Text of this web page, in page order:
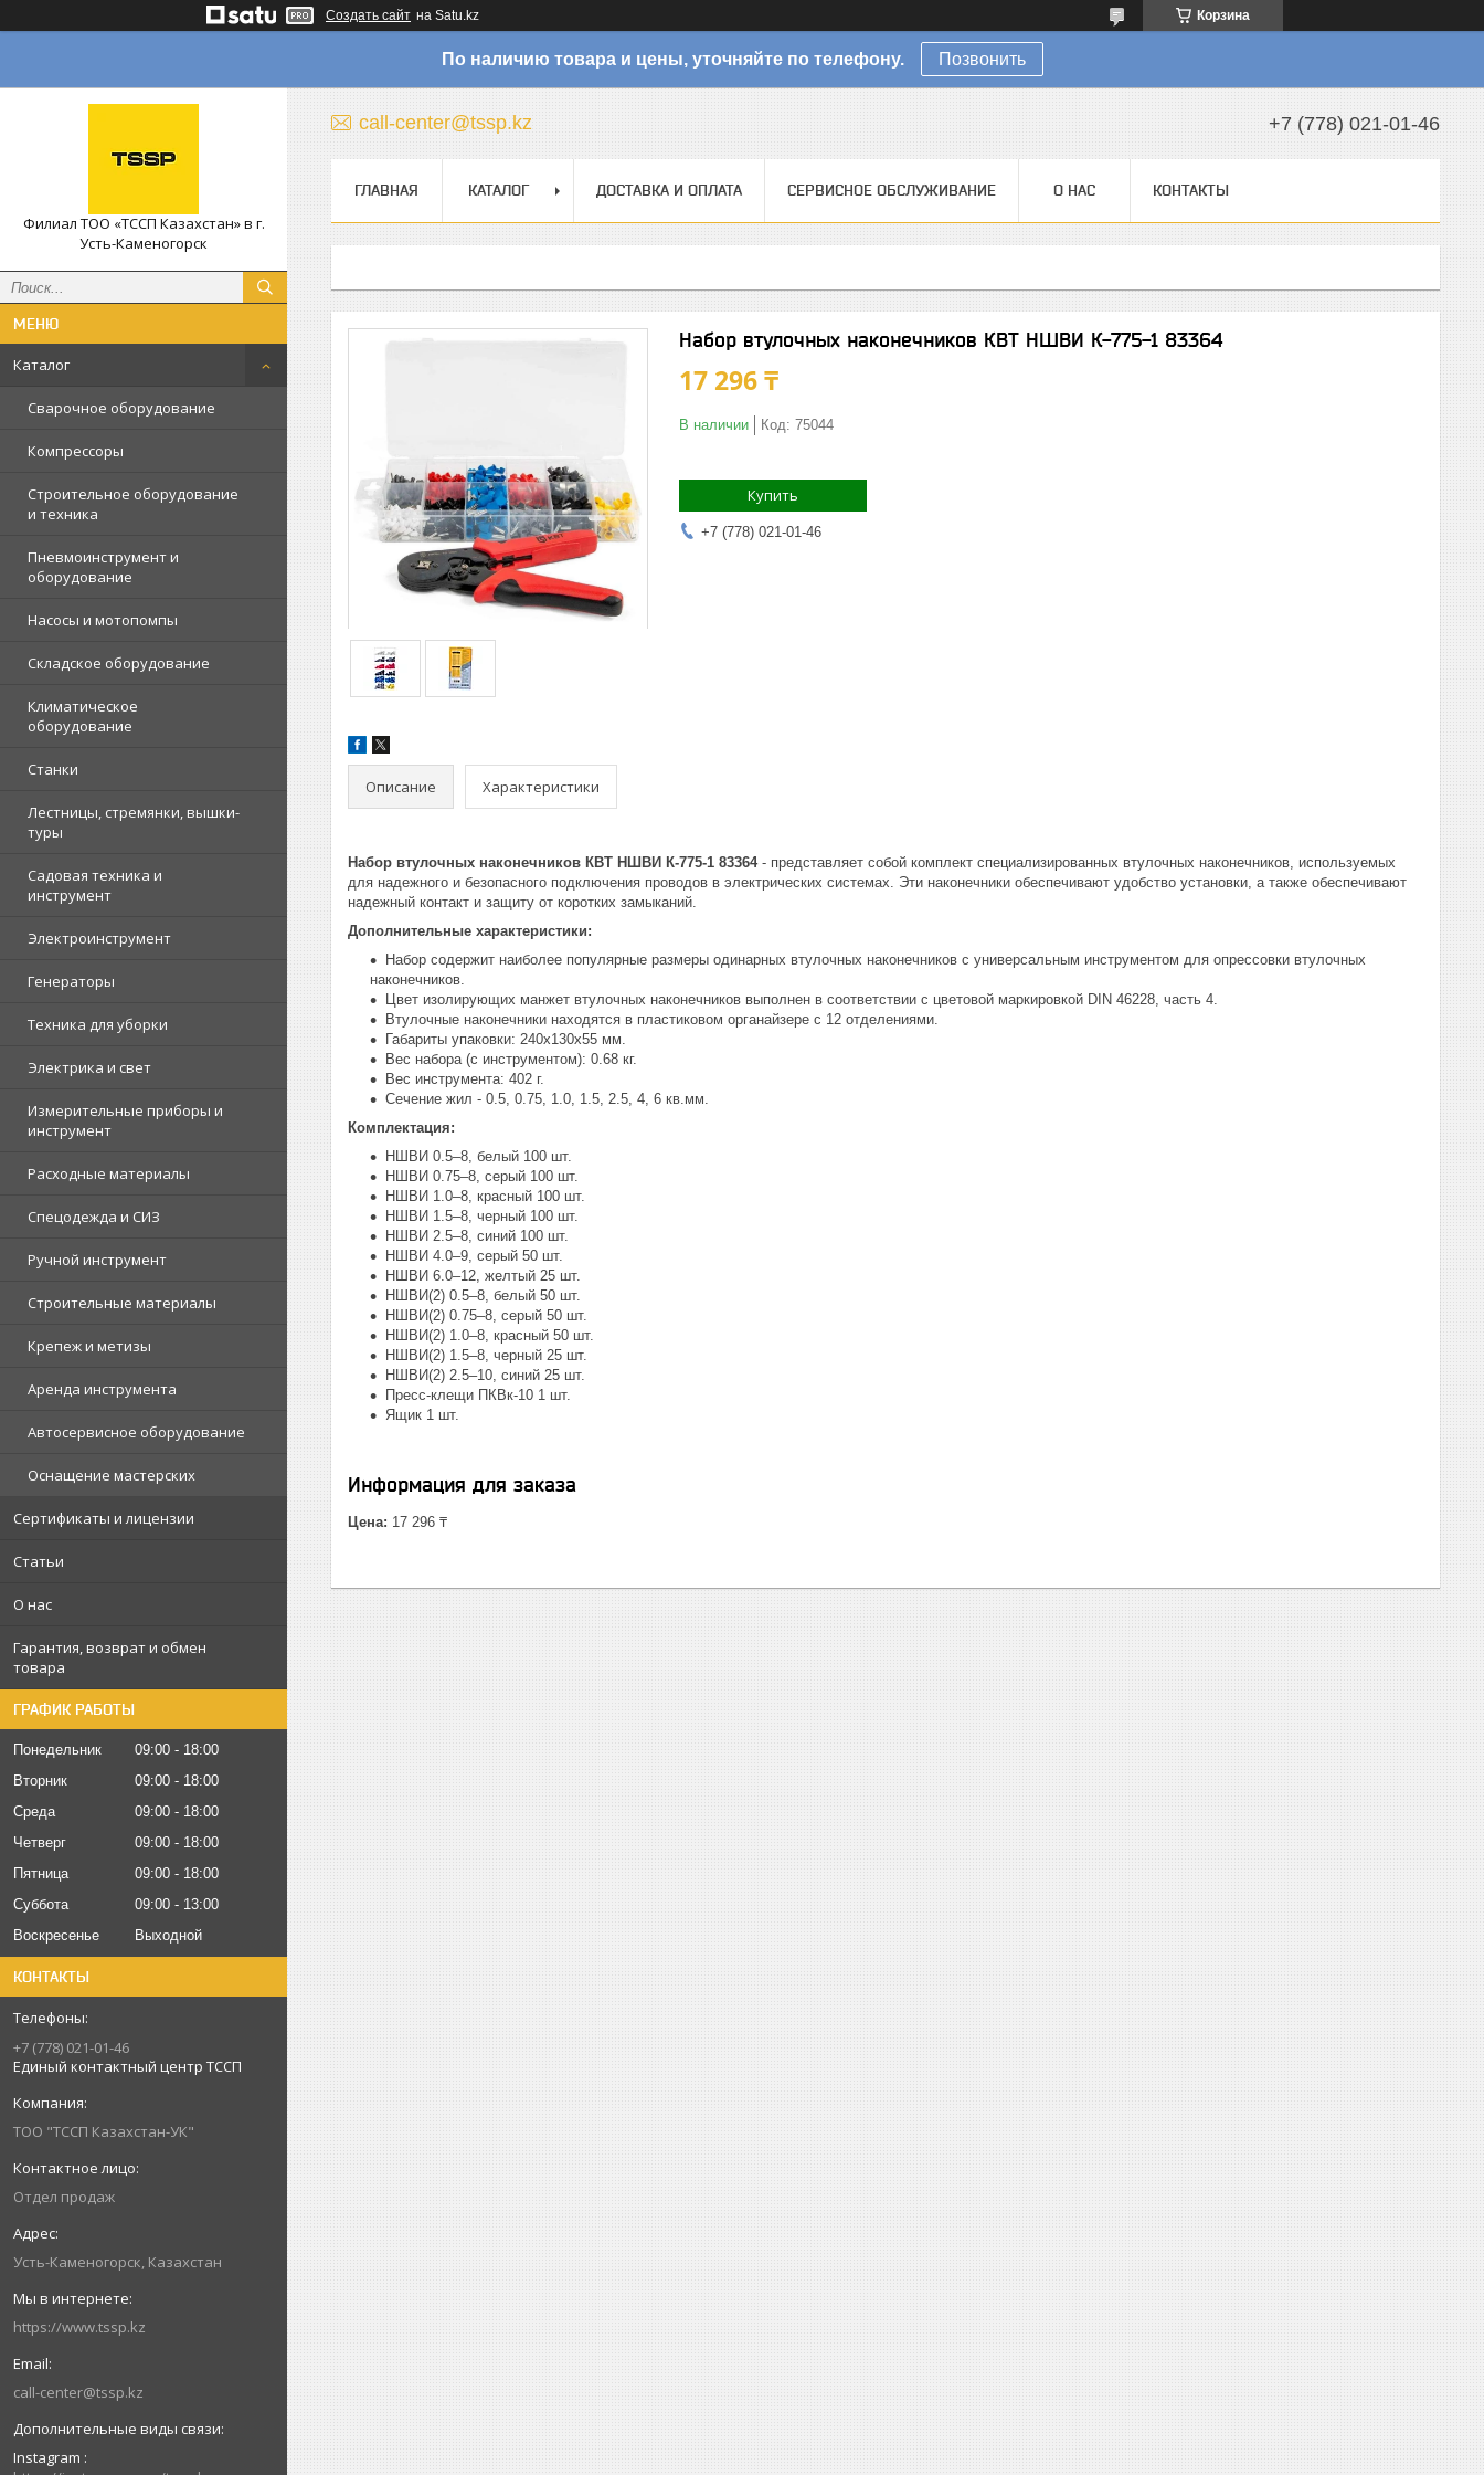
Создать сайт на Satu.kz Корзина
По наличию товара и цены, уточняйте по телефону. Позвонить
Филиал ТОО «ТССП Казахстан» в г.
Усть-Каменогорск
Каталог
Сварочное оборудование
Компрессоры
Строительное оборудование
и техника
Пневмоинструмент и
оборудование
Насосы и мотопомпы
Складское оборудование
Климатическое
оборудование
Станки
Лестницы, стремянки, вышки-
туры
Садовая техника и
инструмент
Электроинструмент
Генераторы
Техника для уборки
Электрика и свет
Измерительные приборы и
инструмент
Расходные материалы
Спецодежда и СИЗ
Ручной инструмент
Строительные материалы
Крепеж и метизы
Аренда инструмента
Автосервисное оборудование
Оснащение мастерских
Сертификаты и лицензии
Статьи
О нас
Гарантия, возврат и обмен
товара
ГРАФИК РАБОТЫ
Понедельник 09:00
18:00
Вторник
09:00
18:00
Среда
09:00
18:00
Четверг
09:00
18:00
Пятница
09:00
18:00
Суббота
09:00
13:00
Воскресенье
Выходной
КОНТАКТЫ
+7 (778) 021-01-46
Единый контактный центр ТССП
ТОО "ТССП Казахстан-УК"
Отдел продаж
Усть-Каменогорск, Казахстан
https://www.tssp.kz
call-center@tssp.kz
Instagram
call-center@tssp.kz +7 (778) 021-01-46
ГЛАВНАЯ КАТАЛОГ ДОСТАВКА И ОПЛАТА СЕРВИСНОЕ ОБСЛУЖИВАНИЕ О НАС КОНТАКТЫ
Набор втулочных наконечников КВТ НШВИ К-775-1 83364
17 296 ₸
В наличии Код: 75044
Купить
+7 (778) 021-01-46
Описание Характеристики
Набор втулочных наконечников КВТ НШВИ К-775-1 83364 - представляет собой комплект специализированных втулочных наконечников, используемых
для надежного и безопасного подключения проводов в электрических системах. Эти наконечники обеспечивают удобство установки, а также обеспечивают
надежный контакт и защиту от коротких замыканий.
Дополнительные характеристики:
Набор содержит наиболее популярные размеры одинарных втулочных наконечников с универсальным инструментом для опрессовки втулочных
наконечников.
Цвет изолирующих манжет втулочных наконечников выполнен в соответствии с цветовой маркировкой DIN 46228, часть 4.
Втулочные наконечники находятся в пластиковом органайзере с 12 отделениями.
Габариты упаковки: 240х130х55 мм.
Вес набора (с инструментом): 0.68 кг.
Вес инструмента: 402 г.
Сечение жил - 0.5, 0.75, 1.0, 1.5, 2.5, 4, 6 кв.мм.
Комплектация:
НШВИ 0.5–8, белый 100 шт.
НШВИ 0.75–8, серый 100 шт.
НШВИ 1.0–8, красный 100 шт.
НШВИ 1.5–8, черный 100 шт.
НШВИ 2.5–8, синий 100 шт.
НШВИ 4.0–9, серый 50 шт.
НШВИ 6.0–12, желтый 25 шт.
НШВИ(2) 0.5–8, белый 50 шт.
НШВИ(2) 0.75–8, серый 50 шт.
НШВИ(2) 1.0–8, красный 50 шт.
НШВИ(2) 1.5–8, черный 25 шт.
НШВИ(2) 2.5–10, синий 25 шт.
Пресс-клещи ПКВк-10 1 шт.
Ящик 1 шт.
Информация для заказа
Цена: 17 296 ₸